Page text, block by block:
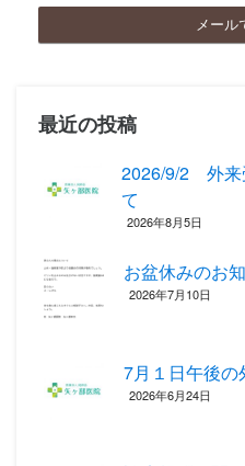
メール
最近の投稿
2026/9/2 外来
て
2026年8月5日
お盆休みのお
2026年7月10日
7月１日午後の
2026年6月24日